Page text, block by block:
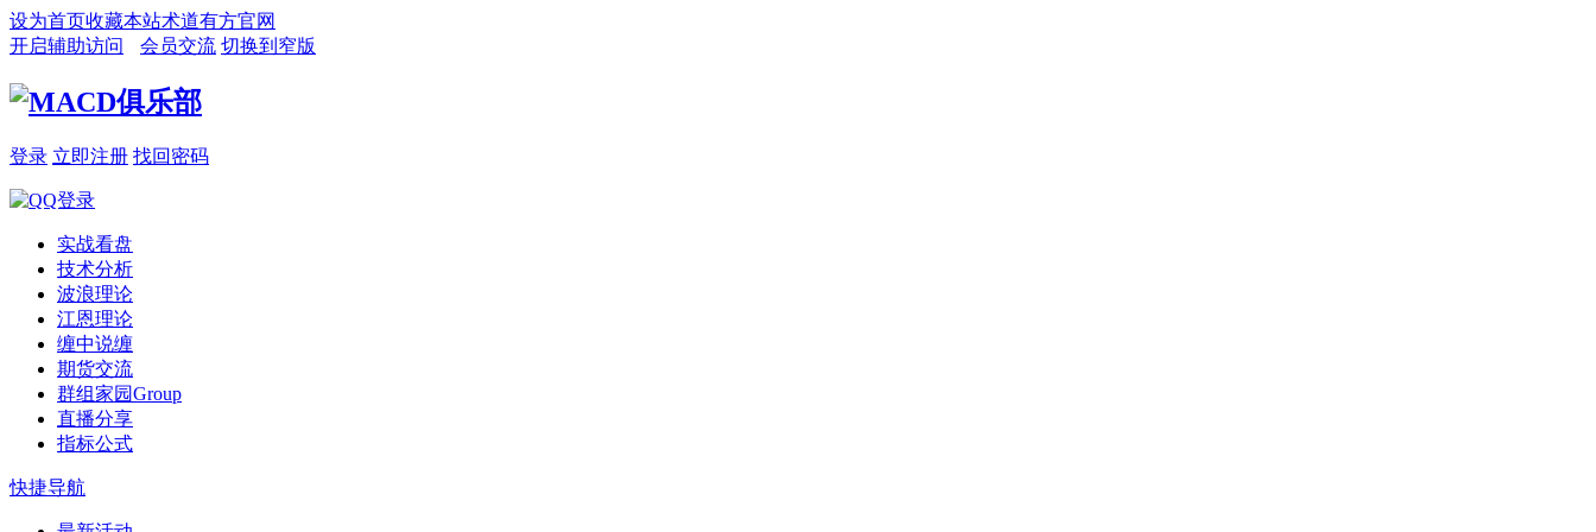
设为首页收藏本站术道有方官网
开启辅助访问
会员交流 切换到窄版
登录 立即注册 找回密码
实战看盘
技术分析
波浪理论
江恩理论
缠中说缠
期货交流
群组家园Group
直播分享
指标公式
快捷导航